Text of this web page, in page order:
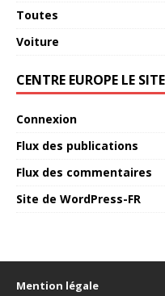
Toutes
Voiture
CENTRE EUROPE LE
Connexion
Flux des publications
Flux des commentaires
Site de WordPress-FR
Mention légale